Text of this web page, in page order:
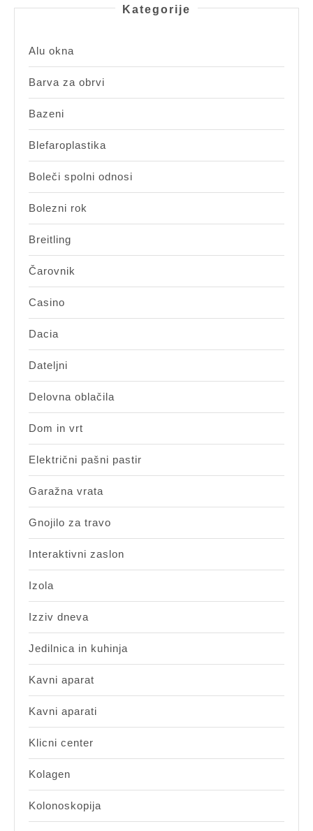
Kategorije
Alu okna
Barva za obrvi
Bazeni
Blefaroplastika
Boleči spolni odnosi
Bolezni rok
Breitling
Čarovnik
Casino
Dacia
Dateljni
Delovna oblačila
Dom in vrt
Električni pašni pastir
Garažna vrata
Gnojilo za travo
Interaktivni zaslon
Izola
Izziv dneva
Jedilnica in kuhinja
Kavni aparat
Kavni aparati
Klicni center
Kolagen
Kolonoskopija